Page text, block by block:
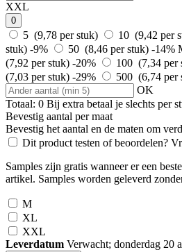
XXL
0
5 (9,78 per stuk) 10 (9,42 per
stuk) -9% 50 (8,46 per stuk) -14%
(7,92 per stuk) -20% 100 (7,34 per
(7,03 per stuk) -29% 500 (6,74 per
OK
Totaal: 0 Bij extra betaal je slechts per
Bevestig aantal per maat
Bevestig het aantal en de maten om
Dit product testen of beoordelen?
Samples zijn gratis wanneer er een
artikel. Samples worden geleverd
M
XL
XXL
Leverdatum Verwacht; donderdag 20